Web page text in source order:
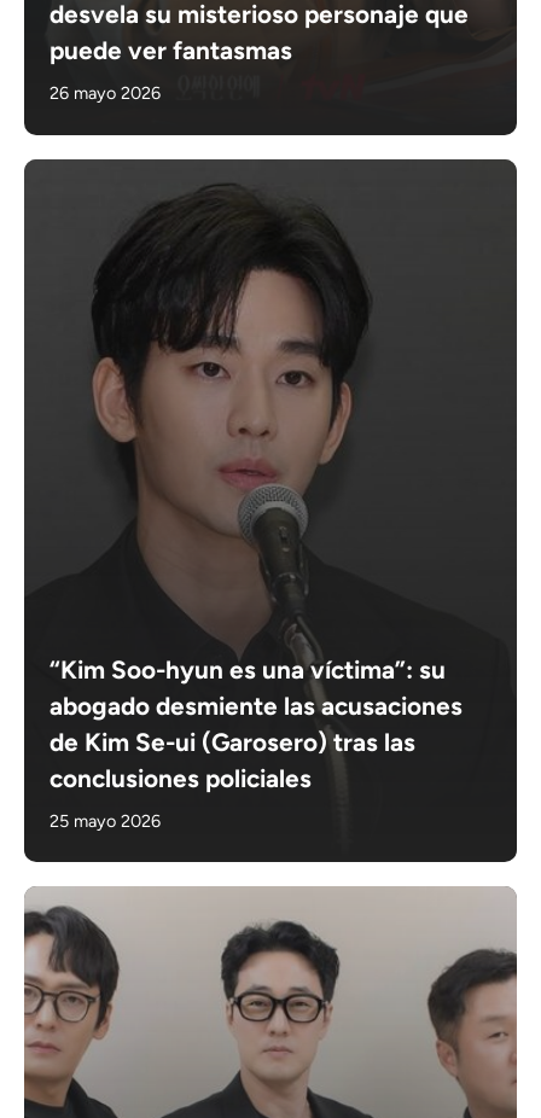
desvela su misterioso personaje que
puede ver fantasmas
26 mayo 2026
“Kim Soo-hyun es una víctima”: su
abogado desmiente las acusaciones
de Kim Se-ui (Garosero) tras las
conclusiones policiales
25 mayo 2026